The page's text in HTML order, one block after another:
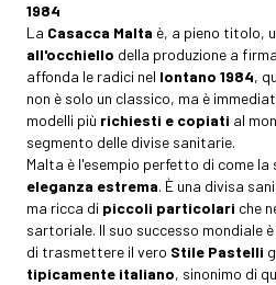
1984
La Casacca Malta è, a pieno titolo,
all'occhiello della produzione a
affonda le radici nel lontano 1984,
non è solo un classico, ma è
modelli più richiesti e copiati al
segmento delle divise sanitarie.
Malta è l'esempio perfetto di come
eleganza estrema. È una divisa
ma ricca di piccoli particolari che
sartoriale. Il suo successo mondiale
di trasmettere il vero Stile Pastelli
tipicamente italiano, sinonimo di